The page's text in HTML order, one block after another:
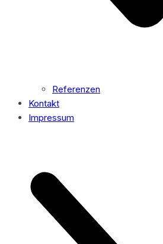
Referenzen
Kontakt
Impressum